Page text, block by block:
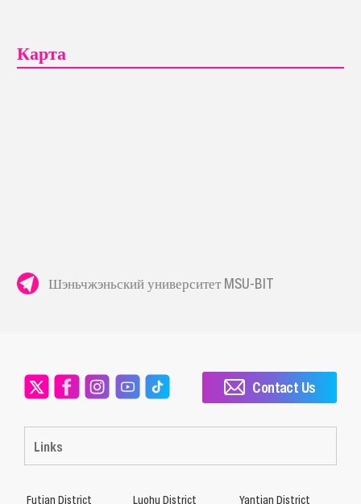
Карта
Шэньчжэньский университет MSU-BIT
Links
Contact Us
Futian District Luohu District Yantian District